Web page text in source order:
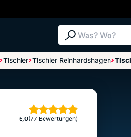
Suche: Was? Wo?
Tischler Tischler Reinhardshagen
5,0
Sterne
(77 Bewertungen)